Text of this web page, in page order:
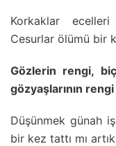
Korkaklar
Cesurlar ölümü bir
Gözlerin rengi,
gözyaşlarının
Düşünmek günah
bir kez tattı mı